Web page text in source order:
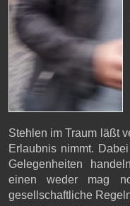
Stehlen im Traum läßt
Erlaubnis nimmt.
Gelegenheiten
einen weder mag
gesellschaftliche